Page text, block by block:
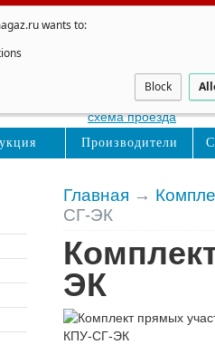
wants to:
Block
Сайт не
Главная →
СГ-ЭК
ЭК
Восточная, д. 16с1
схема проезда
Производители